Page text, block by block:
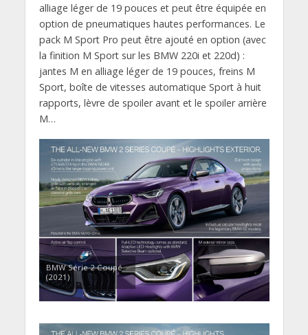
alliage léger de 19 pouces et peut être équipée en
option de pneumatiques hautes performances. Le
pack M Sport Pro peut être ajouté en option (avec
la finition M Sport sur les BMW 220i et 220d) :
jantes M en alliage léger de 19 pouces, freins M
Sport, boîte de vitesses automatique Sport à huit
rapports, lèvre de spoiler avant et le spoiler arrière
M…
BMW Série 2 Coupé
(2021)